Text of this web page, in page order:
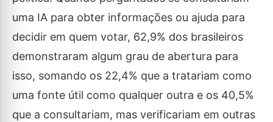
uma IA para obter informações ou ajuda para
decidir em quem votar, 62,9% dos brasileiros
demonstraram algum grau de abertura para
isso, somando os 22,4% que a tratariam como
uma fonte útil como qualquer outra e os 40,5%
que a consultariam, mas verificariam em outras